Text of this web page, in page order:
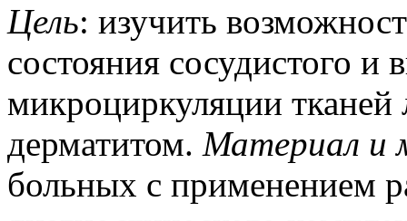
Цель: изучить
состояния сосудистого и
микроциркуляции
дерматитом. Материал и
больных с применением